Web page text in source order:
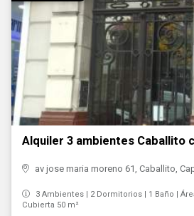
Alquiler 3 ambientes Caballito
av jose maria moreno 61, Caballito,
3 Ambientes | 2 Dormitorios | 1 Baño |
Cubierta 50 m²